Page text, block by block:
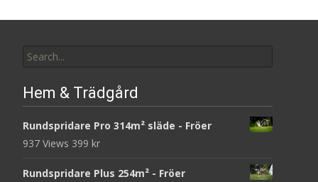
for:
Hem & Trädgård
Rundspridare Pro 314m² släde - Fröer
937 Views 399 kr
Rundspridare Plus 254m² - Fröer